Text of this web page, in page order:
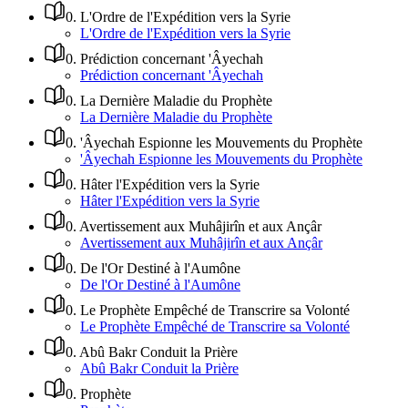
0. L'Ordre de l'Expédition vers la Syrie
L'Ordre de l'Expédition vers la Syrie
0. Prédiction concernant 'Âyechah
Prédiction concernant 'Âyechah
0. La Dernière Maladie du Prophète
La Dernière Maladie du Prophète
0. 'Âyechah Espionne les Mouvements du Prophète
'Âyechah Espionne les Mouvements du Prophète
0. Hâter l'Expédition vers la Syrie
Hâter l'Expédition vers la Syrie
0. Avertissement aux Muhâjirîn et aux Ançâr
Avertissement aux Muhâjirîn et aux Ançâr
0. De l'Or Destiné à l'Aumône
De l'Or Destiné à l'Aumône
0. Le Prophète Empêché de Transcrire sa Volonté
Le Prophète Empêché de Transcrire sa Volonté
0. Abû Bakr Conduit la Prière
Abû Bakr Conduit la Prière
0. Prophète